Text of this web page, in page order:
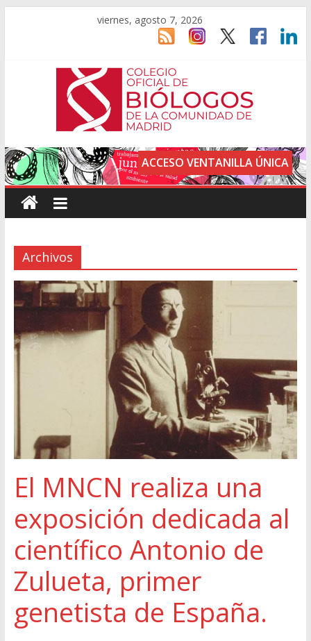
viernes, agosto 7, 2026
ACCESO VENTANILLA ÚNICA
Archivos
El MNCN realiza una
exposición dedicada al
científico Antonio de
Zulueta, primer
genetista de España.